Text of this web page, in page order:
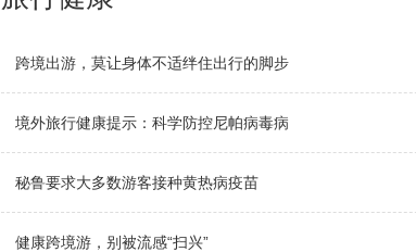
跨境出游，莫让身体不适绊住出行的脚步
境外旅行健康提示：科学防控尼帕病毒病
秘鲁要求大多数游客接种黄热病疫苗
健康跨境游，别被流感“扫兴”